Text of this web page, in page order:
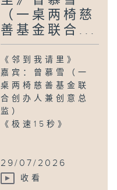
（一桌两椅慈
善基金联合...
《邻到我请里》
嘉宾：曾慕雪（一
桌两椅慈善基金联
合创办人兼创意总
监）
《极速15秒》
29/07/2026
收看